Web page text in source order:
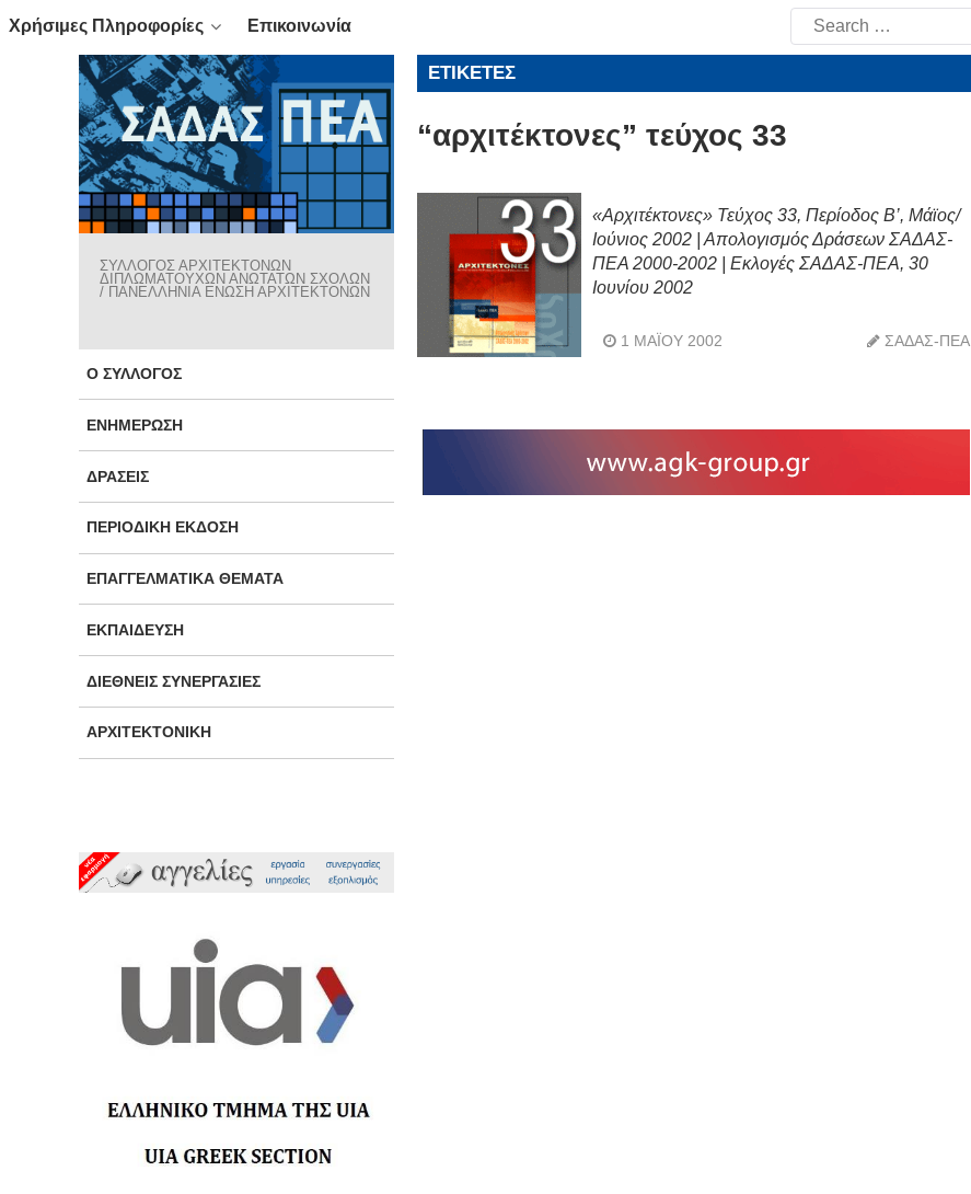
Χρήσιμες Πληροφορίες Επικοινωνία
Search
for:
ΣΥΛΛΟΓΟΣ ΑΡΧΙΤΕΚΤΟΝΩΝ
ΔΙΠΛΩΜΑΤΟΥΧΩΝ ΑΝΩΤΑΤΩΝ ΣΧΟΛΩΝ
/ ΠΑΝΕΛΛΗΝΙΑ ΕΝΩΣΗ ΑΡΧΙΤΕΚΤΟΝΩΝ
Ο ΣΎΛΛΟΓΟΣ
ΕΝΗΜΈΡΩΣΗ
ΔΡΆΣΕΙΣ
ΠΕΡΙΟΔΙΚΉ ΈΚΔΟΣΗ
ΕΠΑΓΓΕΛΜΑΤΙΚΆ ΘΈΜΑΤΑ
ΕΚΠΑΊΔΕΥΣΗ
ΔΙΕΘΝΕΊΣ ΣΥΝΕΡΓΑΣΊΕΣ
ΑΡΧΙΤΕΚΤΟΝΙΚΉ
ΕΤΙΚΈΤΕΣ
“αρχιτέκτονες” τεύχος 33
«Αρχιτέκτονες» Τεύχος 33, Περίοδος Β’, Μάϊος/
Ιούνιος 2002 | Απολογισμός Δράσεων ΣΑΔΑΣ-
ΠΕΑ 2000-2002 | Εκλογές ΣΑΔΑΣ-ΠΕΑ, 30
Ιουνίου 2002
1 ΜΑΪ́ΟΥ 2002 ΣΑΔΑΣ-ΠΕΑ